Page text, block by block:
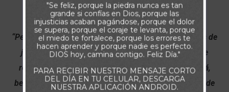
“Pero alégrense todos los que en ti confían; Den voces de
júbilo para siempre, porque tú los defiendes; En ti se
regocijen los que aman tu nombre. Porque tú Jehová,
bendecirás al justo; Como con un escudo lo rodearas de
"Se feliz, porque la piedra nunca es tan
grande si confías en Dios, porque las
injusticias acaban pagándose, porque el dolor
se supera, porque el coraje te levanta, porque
el miedo te fortalece, porque los errores te
hacen aprender y porque nadie es perfecto.
DIOS hoy, camina contigo. Feliz Día."
PARA RECIBIR NUESTRO MENSAJE CORTO
DEL DÍA EN TU CELULAR, DESCARGA
NUESTRA APLICACIÓN ANDROID.